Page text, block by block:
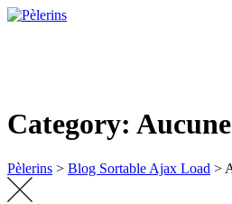
Skip
Category:
Pèlerins > Blog Sortable Ajax Load >